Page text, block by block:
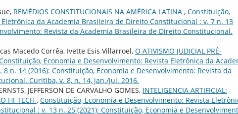
REMÉDIOS CONSTITUCIONAIS NA AMÉRICA LATINA , Constituição,
da Academia Brasileira de Direito Constitucional : v. 7 n. 13
Revista da Academia Brasileira de Direito Constitucional.
Macedo Corrêa, Ivette Esis Villarroel, O ATIVISMO JUDICIAL PRÉ-
Economia e Desenvolvimento: Revista Eletrônica da
n. 14 (2016): Constituição, Economia e Desenvolvimento: Revista da
Curitiba, v. 8, n. 14, jan./jul. 2016.
JEFFERSON DE CARVALHO GOMES, INTELIGENCIA ARTIFICIAL:
HI-TECH , Constituição, Economia e Desenvolvimento: Revista
: v. 13 n. 25 (2021): Constituição, Economia e